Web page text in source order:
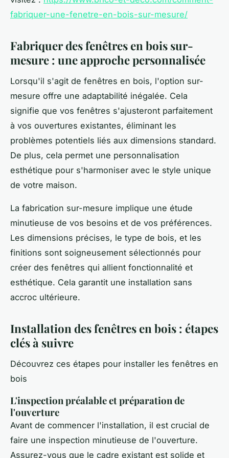
fabriquer-une-fenetre-en-bois-sur-mesure/
Fabriquer des fenêtres en bois sur-
mesure : une approche personnalisée
Lorsqu'il s'agit de fenêtres en bois, l'option sur-
mesure offre une adaptabilité inégalée. Cela
signifie que vos fenêtres s'ajusteront parfaitement
à vos ouvertures existantes, éliminant les
problèmes potentiels liés aux dimensions standard.
De plus, cela permet une personnalisation
esthétique pour s'harmoniser avec le style unique
de votre maison.
La fabrication sur-mesure implique une étude
minutieuse de vos besoins et de vos préférences.
Les dimensions précises, le type de bois, et les
finitions sont soigneusement sélectionnés pour
créer des fenêtres qui allient fonctionnalité et
esthétique. Cela garantit une installation sans
accroc ultérieure.
Installation des fenêtres en bois : étapes
clés à suivre
Découvrez ces étapes pour installer les fenêtres en
bois
L'inspection préalable et préparation de
l'ouverture
Avant de commencer l'installation, il est crucial de
faire une inspection minutieuse de l'ouverture.
Assurez-vous que le cadre existant est solide et